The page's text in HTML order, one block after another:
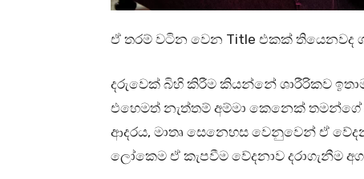
ඒ තරම් වටින වෙන Title එකක්
දරුවෙක් බිහි කිරීම කියන්නේ ශාරීරිකව
එහෙමත් නැත්තම් අම්මා කෙනෙක්
ආදරය, මාතෘ සෙනෙහස වෙනුවෙන් ඒ
ලෝකෙම ඒ කැපවීම වේදනාව දරාගැනීම